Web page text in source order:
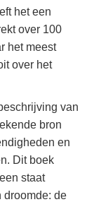
het een
over 100
het meest
over het
van
bron
en
Dit boek
staat
droomde: de